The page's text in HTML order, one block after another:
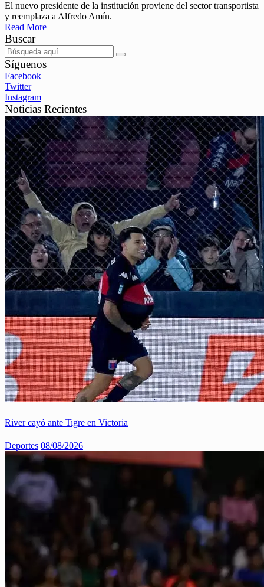
El nuevo presidente de la institución proviene del sector transportista
y reemplaza a Alfredo Amín.
Read More
Buscar
Síguenos
Facebook
Twitter
Instagram
Noticias Recientes
River cayó ante Tigre en Victoria
Deportes 08/08/2026